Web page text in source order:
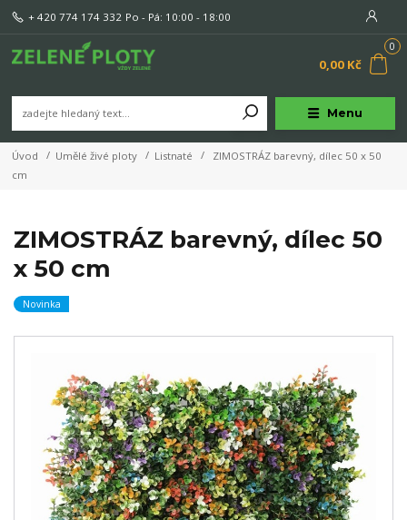
Menu
+ 420 774 174 332 Po - Pá: 10:00 - 18:00
0
0,00 Kč
Úvod Umělé živé ploty Listnaté
ZIMOSTRÁZ barevný, dílec 50 x 50
cm
ZIMOSTRÁZ barevný, dílec 50
x 50 cm
Novinka